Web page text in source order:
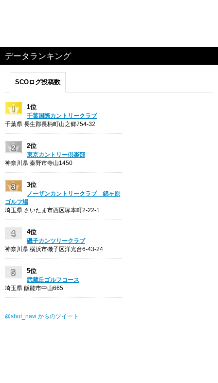
データランキング
SCOログ投稿数
1位
千葉国際カントリークラブ
千葉県 長生郡長柄町山之郷754-32
2位
東京カントリー倶楽部
神奈川県 秦野市寺山1450
3位
ノーザンカントリークラブ 錦ヶ原
ゴルフ場
埼玉県 さいたま市西区塚本町2-22-1
4位
磯子カンツリークラブ
神奈川県 横浜市磯子区洋光台6-43-24
5位
武蔵丘ゴルフコース
埼玉県 飯能市中山665
@shot_navi からのツイート